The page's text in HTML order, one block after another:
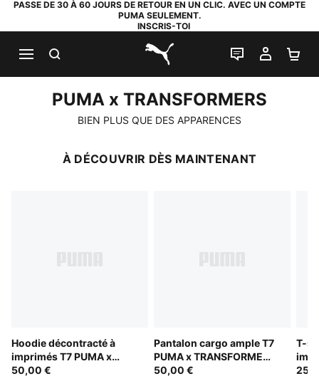
PASSE DE 30 À 60 JOURS DE RETOUR EN UN CLIC. AVEC UN COMPTE
PUMA SEULEMENT.
INSCRIS-TOI
PUMA.com
LIVE CHAT
MON
PUMA x TRANSFORMERS
PUMA x TRANSFORMERS
BIEN PLUS QUE DES APPARENCES
À DÉCOUVRIR DÈS MAINTENANT
Hoodie décontracté à
imprimés T7 PUMA x
TRANSFORMERS Enfant
50,00 €
Pantalon cargo ample T7
PUMA x TRANSFORMERS
Enfant
50,00 €
T-